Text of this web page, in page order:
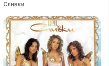
Сливки